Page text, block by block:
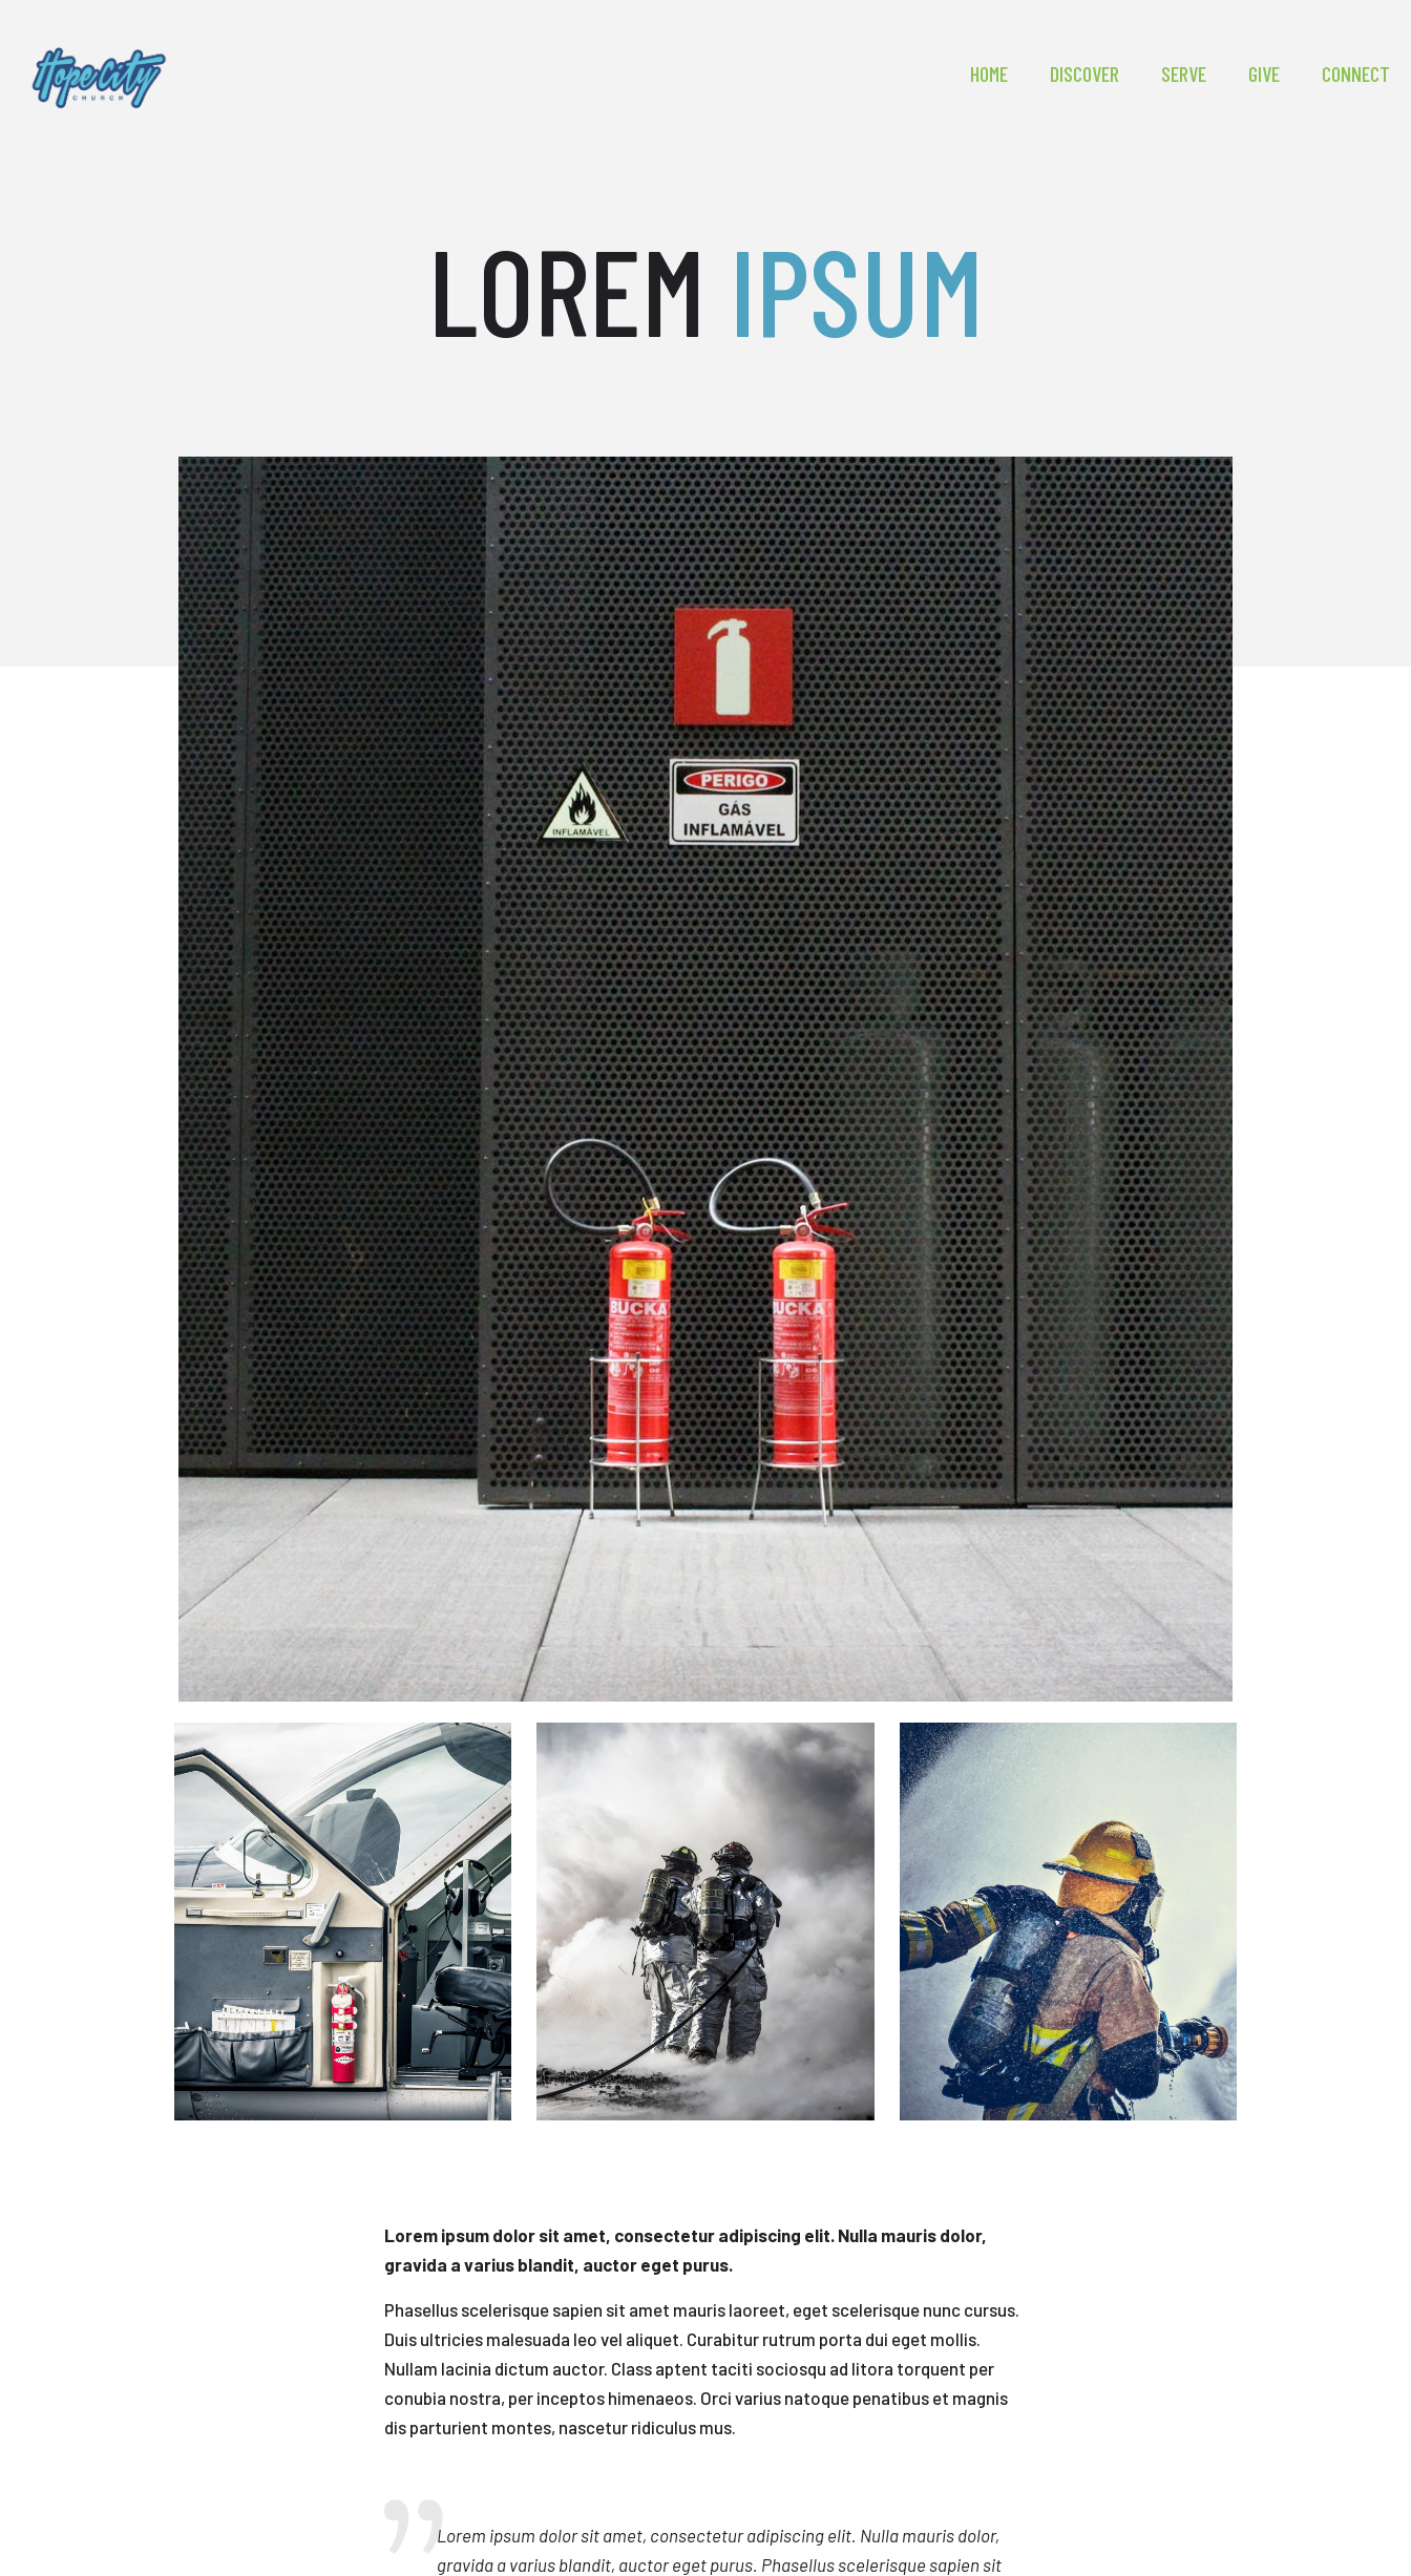
HOME DISCOVER SERVE GIVE CONNECT
LOREM IPSUM
Lorem ipsum dolor sit amet, consectetur adipiscing elit. Nulla mauris dolor,
gravida a varius blandit, auctor eget purus.
Phasellus scelerisque sapien sit amet mauris laoreet, eget scelerisque nunc cursus.
Duis ultricies malesuada leo vel aliquet. Curabitur rutrum porta dui eget mollis.
Nullam lacinia dictum auctor. Class aptent taciti sociosqu ad litora torquent per
conubia nostra, per inceptos himenaeos. Orci varius natoque penatibus et magnis
dis parturient montes, nascetur ridiculus mus.
Lorem ipsum dolor sit amet, consectetur adipiscing elit. Nulla mauris dolor,
gravida a varius blandit, auctor eget purus. Phasellus scelerisque sapien sit